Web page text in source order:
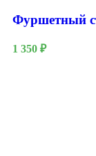
Фуршетный
1 350 ₽